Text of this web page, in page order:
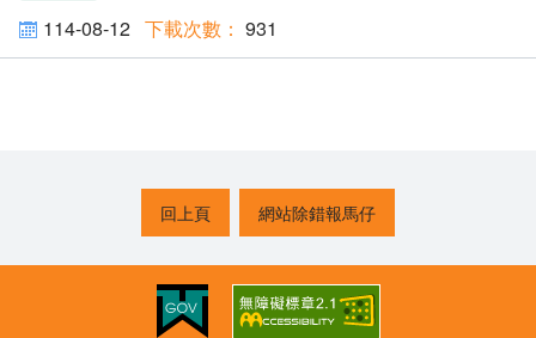
114-08-12 931
回上頁 網站除錯報馬仔